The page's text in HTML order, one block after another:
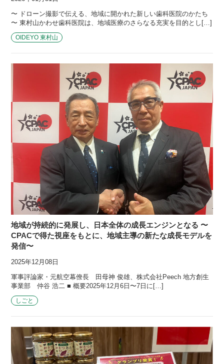
〜 ドローン撮影で伝える、地域に開かれた新しい歯科医院のかたち
〜 東村山かわせ歯科医院は、地域医療のさらなる充実を目的とし[…]
OIDEYO 東村山
地域が持続的に発展し、日本全体の成長エンジンとなる 〜
CPACで得た視座をもとに、地域主導の新たな成長モデルを
発信〜
2025年12月08日
軍事評論家・元航空幕僚長 田母神 俊雄、株式会社Peech 地方創生
事業部 仲谷 浩二 ■ 概要2025年12月6日〜7日に[…]
しごと